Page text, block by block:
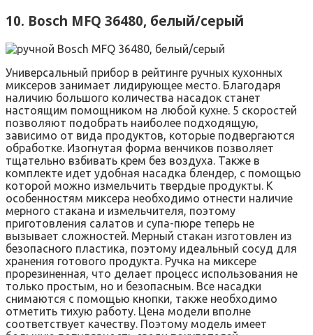
10. Bosch MFQ 36480, белый/серый
Универсальный прибор в рейтинге ручных кухонных
миксеров занимает лидирующее место. Благодаря
наличию большого количества насадок станет
настоящим помощником на любой кухне. 5 скоростей
позволяют подобрать наиболее подходящую,
зависимо от вида продуктов, которые подвергаются
обработке. Изогнутая форма венчиков позволяет
тщательно взбивать крем без воздуха. Также в
комплекте идет удобная насадка блендер, с помощью
которой можно измельчить твердые продукты. К
особенностям миксера необходимо отнести наличие
мерного стакана и измельчителя, поэтому
приготовления салатов и супа-пюре теперь не
вызывает сложностей. Мерный стакан изготовлен из
безопасного пластика, поэтому идеальный сосуд для
хранения готового продукта. Ручка на миксере
прорезиненная, что делает процесс использования не
только простым, но и безопасным. Все насадки
снимаются с помощью кнопки, также необходимо
отметить тихую работу. Цена модели вполне
соответствует качеству. Поэтому модель имеет